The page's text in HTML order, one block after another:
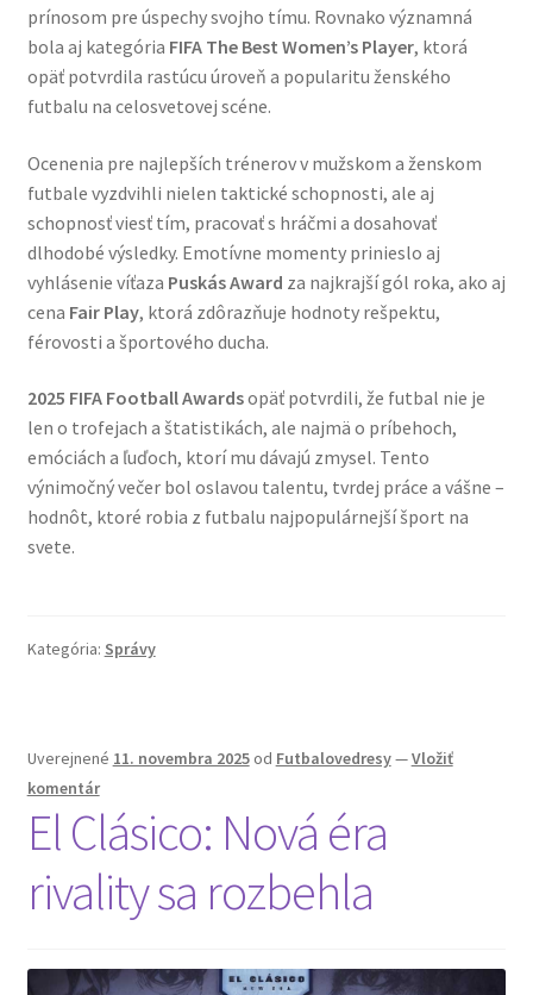
prínosom pre úspechy svojho tímu. Rovnako významná
bola aj kategória FIFA The Best Women’s Player, ktorá
opäť potvrdila rastúcu úroveň a popularitu ženského
futbalu na celosvetovej scéne.
Ocenenia pre najlepších trénerov v mužskom a ženskom
futbale vyzdvihli nielen taktické schopnosti, ale aj
schopnosť viesť tím, pracovať s hráčmi a dosahovať
dlhodobé výsledky. Emotívne momenty prinieslo aj
vyhlásenie víťaza Puskás Award za najkrajší gól roka, ako aj
cena Fair Play, ktorá zdôrazňuje hodnoty rešpektu,
férovosti a športového ducha.
2025 FIFA Football Awardsopäť potvrdili, že futbal nie je
len o trofejach a štatistikách, ale najmä o príbehoch,
emóciách a ľuďoch, ktorí mu dávajú zmysel. Tento
výnimočný večer bol oslavou talentu, tvrdej práce a vášne –
hodnôt, ktoré robia z futbalu najpopulárnejší šport na
svete.
Kategória: Správy
Uverejnené 11. novembra 2025od Futbalovedresy—Vložiť
komentár
El Clásico: Nová éra
rivality sa rozbehla